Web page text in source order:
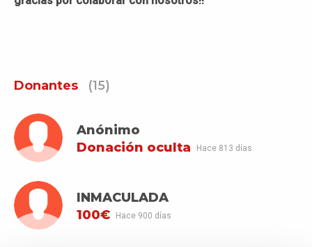
Donantes (15)
Anónimo
Donación oculta
Hace 813 días
INMACULADA
100€
Hace 900 días